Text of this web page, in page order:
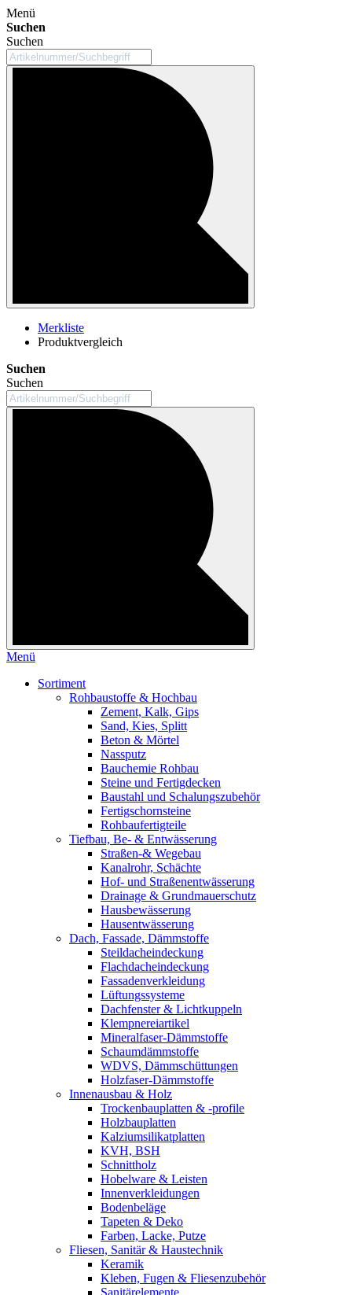
Menü
Suchen
Suchen
Merkliste
Produktvergleich
Suchen
Suchen
Menü
Sortiment
Rohbaustoffe & Hochbau
Zement, Kalk, Gips
Sand, Kies, Splitt
Beton & Mörtel
Nassputz
Bauchemie Rohbau
Steine und Fertigdecken
Baustahl und Schalungszubehör
Fertigschornsteine
Rohbaufertigteile
Tiefbau, Be- & Entwässerung
Straßen-& Wegebau
Kanalrohr, Schächte
Hof- und Straßenentwässerung
Drainage & Grundmauerschutz
Hausbewässerung
Hausentwässerung
Dach, Fassade, Dämmstoffe
Steildacheindeckung
Flachdacheindeckung
Fassadenverkleidung
Lüftungssysteme
Dachfenster & Lichtkuppeln
Klempnereiartikel
Mineralfaser-Dämmstoffe
Schaumdämmstoffe
WDVS, Dämmschüttungen
Holzfaser-Dämmstoffe
Innenausbau & Holz
Trockenbauplatten & -profile
Holzbauplatten
Kalziumsilikatplatten
KVH, BSH
Schnittholz
Hobelware & Leisten
Innenverkleidungen
Bodenbeläge
Tapeten & Deko
Farben, Lacke, Putze
Fliesen, Sanitär & Haustechnik
Keramik
Kleben, Fugen & Fliesenzubehör
Sanitärelemente